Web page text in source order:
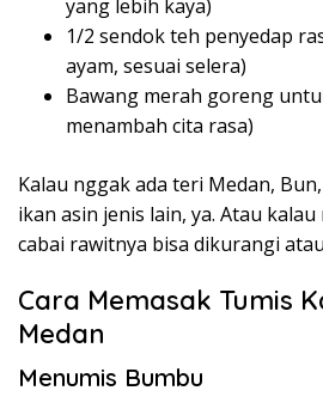
yang lebih kaya)
1/2 sendok teh penyedap
ayam, sesuai selera)
Bawang merah goreng
menambah cita rasa)
Kalau nggak ada teri Medan,
ikan asin jenis lain, ya. Atau
cabai rawitnya bisa dikurangi
Cara Memasak Tumis
Medan
Menumis Bumbu